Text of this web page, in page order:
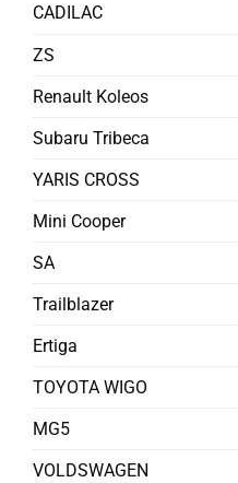
CADILAC
ZS
Renault Koleos
Subaru Tribeca
YARIS CROSS
Mini Cooper
SA
Trailblazer
Ertiga
TOYOTA WIGO
MG5
VOLDSWAGEN